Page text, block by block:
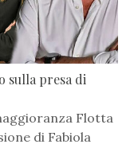
sulla presa di
Flotta
di Fabiola